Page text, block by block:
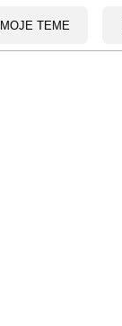
MOJE TEME